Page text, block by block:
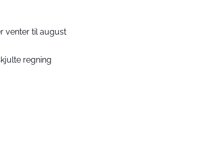
venter til august
regning